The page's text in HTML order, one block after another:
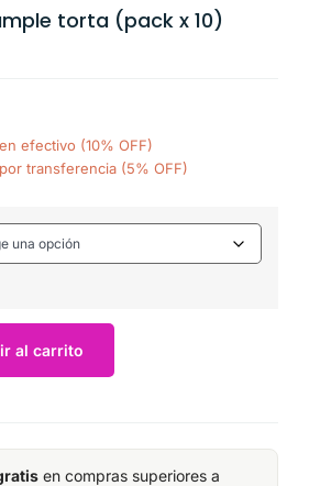
torta (pack x 10)
efectivo (10% OFF)
transferencia (5% OFF)
al carrito
en compras superiores a